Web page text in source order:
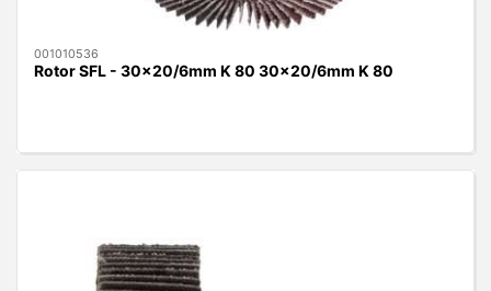
001010536
Rotor SFL - 30x20/6mm K 80 30x20/6mm K 80